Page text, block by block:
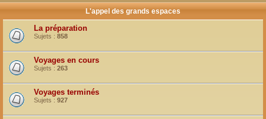
L'appel des grands espaces
La préparation
Sujets : 858
Voyages en cours
Sujets : 263
Voyages terminés
Sujets : 927